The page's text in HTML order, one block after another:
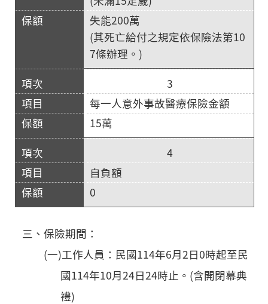
失能200萬
(其死亡給付之規定依保險法第10
7條辦理。)
3
每一人意外事故醫療保險金額
15萬
4
自負額
0
三、保險期間：
(一)工作人員：民國114年6月2日0時起至民
國114年10月24日24時止。(含開閉幕典
禮)